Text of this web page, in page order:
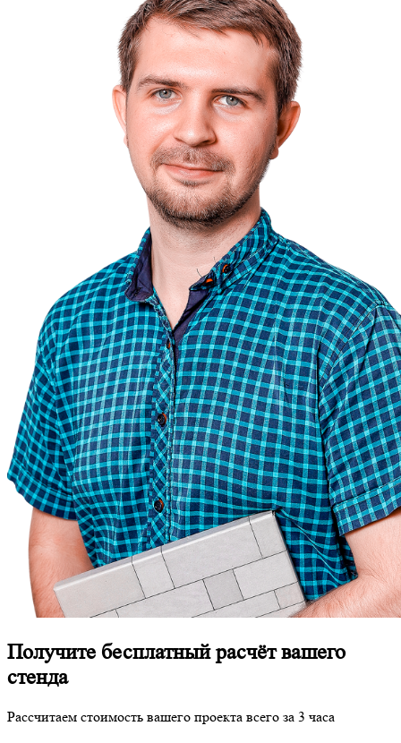
Получите бесплатный расчёт вашего
стенда
Рассчитаем стоимость вашего проекта всего за 3 часа